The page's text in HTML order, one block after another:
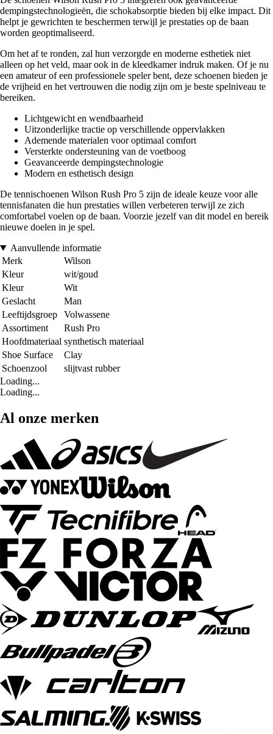
dempingstechnologieën, die schokabsorptie bieden bij elke impact. Dit
helpt je gewrichten te beschermen terwijl je prestaties op de baan
worden geoptimaliseerd.
Om het af te ronden, zal hun verzorgde en moderne esthetiek niet
alleen op het veld, maar ook in de kleedkamer indruk maken. Of je nu
een amateur of een professionele speler bent, deze schoenen bieden je
de vrijheid en het vertrouwen die nodig zijn om je beste spelniveau te
bereiken.
Lichtgewicht en wendbaarheid
Uitzonderlijke tractie op verschillende oppervlakken
Ademende materialen voor optimaal comfort
Versterkte ondersteuning van de voetboog
Geavanceerde dempingstechnologie
Modern en esthetisch design
De tennischoenen Wilson Rush Pro 5 zijn de ideale keuze voor alle
tennisfanaten die hun prestaties willen verbeteren terwijl ze zich
comfortabel voelen op de baan. Voorzie jezelf van dit model en bereik
nieuwe doelen in je spel.
Aanvullende informatie
Merk
Wilson
Kleur
wit/goud
Kleur
Wit
Geslacht
Man
Leeftijdsgroep
Volwassene
Assortiment
Rush Pro
Hoofdmateriaal synthetisch materiaal
Shoe Surface
Clay
Schoenzool
slijtvast rubber
Loading...
Loading...
Al onze merken